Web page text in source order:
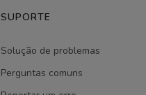
SUPORTE
Solução de problemas
Perguntas comuns